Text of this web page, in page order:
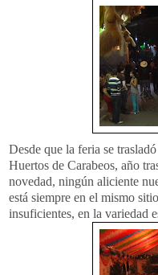
Desde que la feria se
Huertos de Carabeos, año
novedad, ningún aliciente
está siempre en el mismo
insuficientes, en la variedad